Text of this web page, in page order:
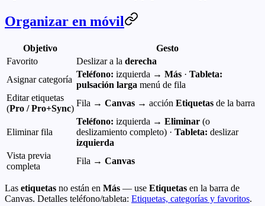
Organizar en móvil
Objetivo
Gesto
Favorito
Deslizar a la derecha
Asignar categoría
Teléfono: izquierda → Más · Tableta:
pulsación larga menú de fila
Editar etiquetas
(Pro / Pro+Sync)
Fila → Canvas → acción Etiquetas de la barra
Eliminar fila
Teléfono: izquierda → Eliminar (o
deslizamiento completo) · Tableta: deslizar
izquierda
Vista previa
completa
Fila → Canvas
Las etiquetas no están en Más — use Etiquetas en la barra de
Canvas. Detalles teléfono/tableta: Etiquetas, categorías y favoritos.